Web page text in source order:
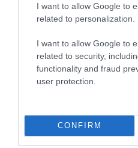
I want to allow Google to
related to personalization.
I want to allow Google to
related to security,
functionality and fraud
user protection.
CONFIRM
Összegzés